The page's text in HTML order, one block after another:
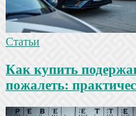
Статьи
Как купить
пожалеть: